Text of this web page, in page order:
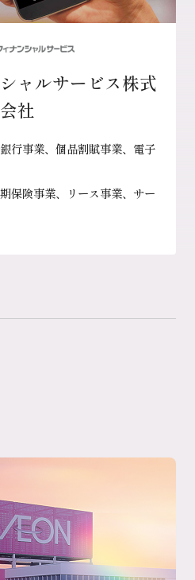
ャルサービス株式
会社
行事業、個品割賦事業、電子
保険事業、リース事業、サー